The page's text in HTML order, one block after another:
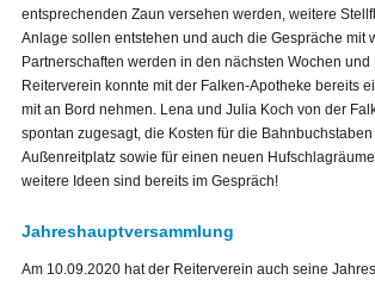
entsprechenden Zaun versehen werden, weitere
Anlage sollen entstehen und auch die Gespräche mit
Partnerschaften werden in den nächsten Wochen
Reiterverein konnte mit der Falken-Apotheke bereits
mit an Bord nehmen. Lena und Julia Koch von der
spontan zugesagt, die Kosten für die
Außenreitplatz sowie für einen neuen
weitere Ideen sind bereits im Gespräch!
Jahreshauptversammlung
Am 10.09.2020 hat der Reiterverein auch seine